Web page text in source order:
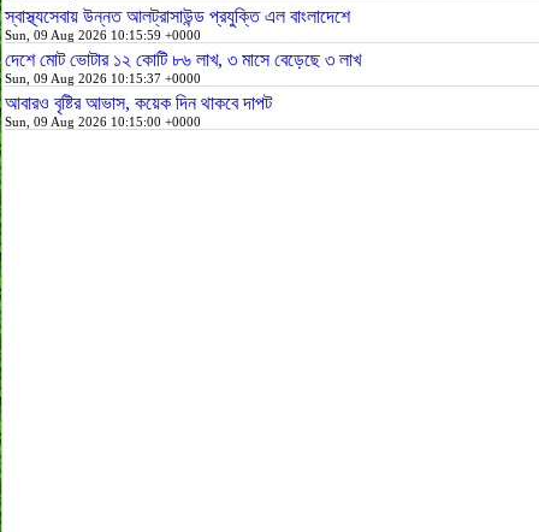
স্বাস্থ্যসেবায় উন্নত আলট্রাসাউন্ড প্রযুক্তি এল বাংলাদেশে
Sun, 09 Aug 2026 10:15:59 +0000
দেশে মোট ভোটার ১২ কোটি ৮৬ লাখ, ৩ মাসে বেড়েছে ৩ লাখ
Sun, 09 Aug 2026 10:15:37 +0000
আবারও বৃষ্টির আভাস, কয়েক দিন থাকবে দাপট
Sun, 09 Aug 2026 10:15:00 +0000